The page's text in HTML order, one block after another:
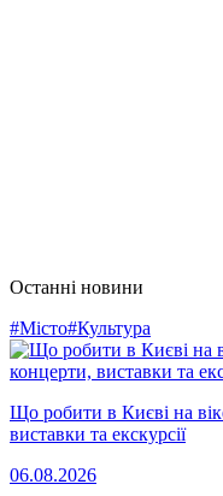
Останні новини
#Місто#Культура
Що робити в Києві на
виставки та екскурсії
06.08.2026